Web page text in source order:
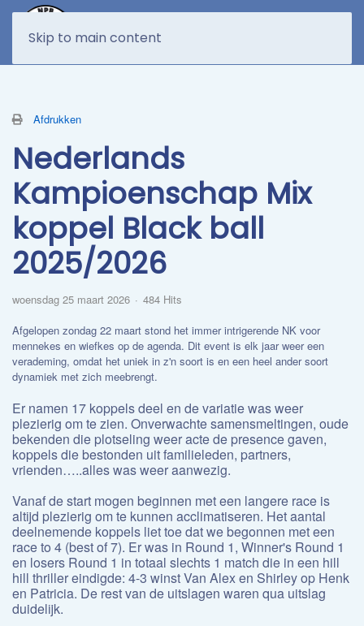
Skip to main content
Afdrukken
​Nederlands
Kampioenschap Mix
koppel Black ball
2025/2026
woensdag 25 maart 2026
484 Hits
Afgelopen zondag 22 maart stond het immer intrigerende NK voor
mennekes en wiefkes op de agenda. Dit event is elk jaar weer een
verademing, omdat het uniek in z'n soort is en een heel ander soort
dynamiek met zich meebrengt.
Er namen 17 koppels deel en de variatie was weer
plezierig om te zien. Onverwachte samensmeltingen, oude
bekenden die plotseling weer acte de presence gaven,
koppels die bestonden uit familieleden, partners,
vrienden…..alles was weer aanwezig.
Vanaf de start mogen beginnen met een langere race is
altijd plezierig om te kunnen acclimatiseren. Het aantal
deelnemende koppels liet toe dat we begonnen met een
race to 4 (best of 7). Er was in Round 1, Winner's Round 1
en losers Round 1 in totaal slechts 1 match die in een hill
hill thriller eindigde: 4-3 winst Van Alex en Shirley op Henk
en Patricia. De rest van de uitslagen waren qua uitslag
duidelijk.